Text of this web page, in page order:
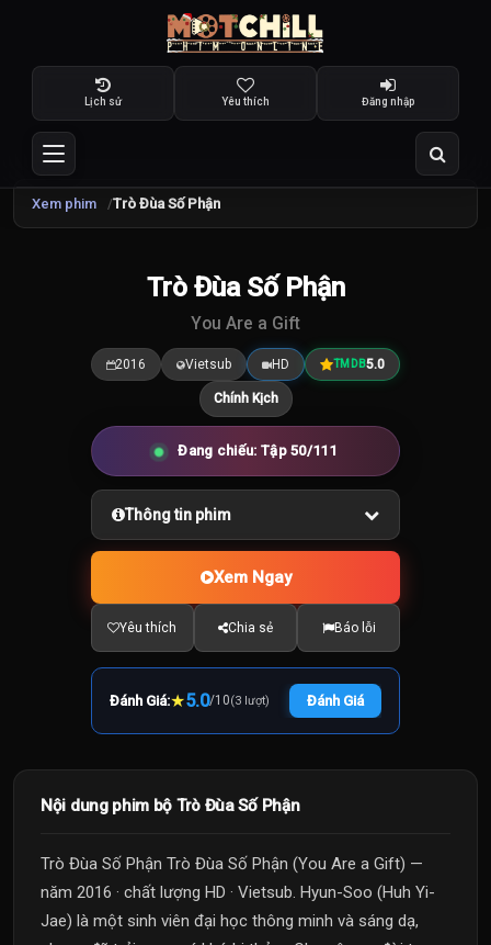
Lịch sử Yêu thích Đăng nhập
Xem phim Trò Đùa Số Phận
Trò Đùa Số Phận
You Are a Gift
2016 Vietsub HD TMDB5.0
Chính Kịch
Đang chiếu: Tập 50/111
Thông tin phim
Xem Ngay
Yêu thích Chia sẻ Báo lỗi
Đánh Giá:★5.0/10(3 lượt) Đánh Giá
Nội dung phim bộ Trò Đùa Số Phận
Trò Đùa Số Phận Trò Đùa Số Phận (You Are a Gift) —
năm 2016 · chất lượng HD · Vietsub. Hyun-Soo (Huh Yi-
Jae) là một sinh viên đại học thông minh và sáng dạ,